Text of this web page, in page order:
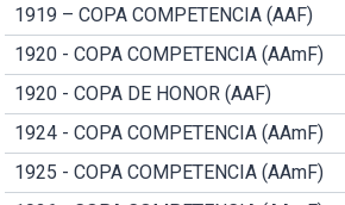
1919 – COPA COMPETENCIA (AAF)
1920 - COPA COMPETENCIA (AAmF)
1920 - COPA DE HONOR (AAF)
1924 - COPA COMPETENCIA (AAmF)
1925 - COPA COMPETENCIA (AAmF)